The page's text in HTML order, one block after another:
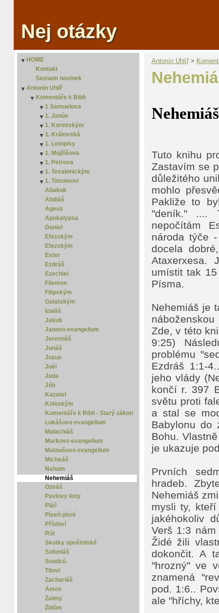
Nej otázky
▼ HOME
Kontakt
Seznam novinek
▼ Antonín Uhlíř
▼ Komentáře k Bibli
▼ 1 Samuelova
2. Samuelova
▼ 1. Janův
2. Janův
3. Janův
▼ 1. Korintským
2. Korintským
▼ 1. Královská
2. Královská
▼ 1. Letopisy
2. Letopisy
▼ 1. Mojžíšova
2. Mojžíšova
3. Mojžíšova
4. Mojžíšova
5 Mojžíšova
▼ 1. Petrova
2. Petrova
▼ 1. Tesalonickým
2. Tesalonickým
▼ 1. Timoteovi
2. Timoteovi
Abakuk
Abdiáš
Ageus
Apokalypsa
Daniel
Efezským
Efezským
Ester
Ezdráš
Ezechiel
Filemon
Filipským
Galatským
Izaiáš
Jakub
Janovo evangelium
Jeremiáš
Jonáš
Jozue
Joél
Juda
Jób
Kazatel
Koloským
Komentáře k Bibli - Starý zákon
Lukášovo evangelium
Malachiáš
Markovo evangelium
Matoušovo evangelium
Micheáš
Nahum
Nehemiáš
Ozeáš
Pavlovy listy
Pláč
Píseň písní
Přísloví
Rút
Skutky apoštolské
Sofoniáš
Soudců
Titovi
Zachariáš
Ámos
Žalmy
Židům
Antonín Uhlíř‎ > ‎
Tuto knihu
Zastavím se
důležitého
mohlo
Pakliže to
"deník." ....
nepočítám
národa týče
docela
Ataxerxesa.
umístit tak
Písma.
Nehemiáš je
Zde, v této
9:25)
problému
Ezdráš 1:1-
jeho vlády
končí r. 397
světu proti
a stal se
Babylonu do
Bohu.
je ukazuje
Prvních
hradeb.
Nehemiáš
mysli ty,
jakéhokoliv
Verš 1:3
Židé žili
dokončit. A
"hrozný" ve
znamená
pod. 1:6..
ale "hříchy,